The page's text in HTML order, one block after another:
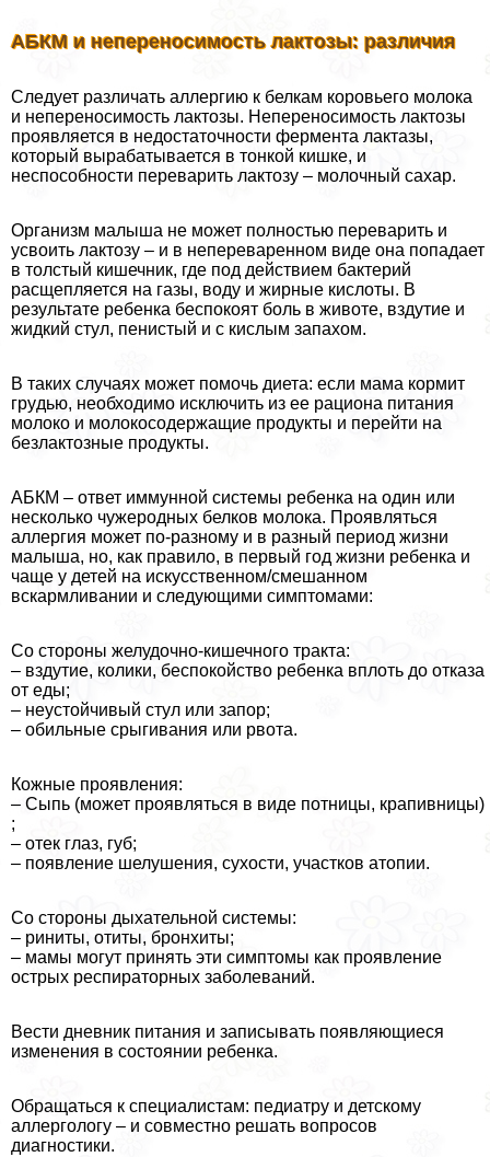
АБКМ и непереносимость лактозы: различия
Следует различать аллергию к белкам коровьего молока
и непереносимость лактозы. Непереносимость лактозы
проявляется в недостаточности фермента лактазы,
который выpaбатывается в тонкой кишке, и
неспособности переварить лактозу – молочный сахар.
Организм малыша не может полностью переварить и
усвоить лактозу – и в непереваренном виде она попадает
в толстый кишечник, где под действием бактерий
расщепляется на газы, воду и жирные кислоты. В
результате ребенка беспокоят боль в животе, вздутие и
жидкий стул, пeниcтый и с кислым запахом.
В таких случаях может помочь диета: если мама кормит
гpyдью, необходимо исключить из ее рациона питания
молоко и молокосодержащие продукты и перейти на
безлактозные продукты.
АБКМ – ответ иммунной системы ребенка на один или
несколько чужеродных белков молока. Проявляться
аллергия может по-разному и в разный период жизни
малыша, но, как правило, в первый год жизни ребенка и
чаще у детей на искусственном/смешанном
вскармливании и следующими симптомами:
Со стороны желудочно-кишечного тpaкта:
– вздутие, колики, беспокойство ребенка вплоть до отказа
от еды;
– неустойчивый стул или запор;
– обильные срыгивания или рвота.
Кожные проявления:
– Сыпь (может проявляться в виде потницы, крапивницы)
;
– отек глаз, губ;
– появление шелушения, сухости, участков атопии.
Со стороны дыхательной системы:
– риниты, отиты, бронхиты;
– мамы могут принять эти симптомы как проявление
острых респираторных заболеваний.
Вести дневник питания и записывать появляющиеся
изменения в состоянии ребенка.
Обращаться к специалистам: педиатру и детскому
аллергологу – и совместно решать вопросов
диагностики.